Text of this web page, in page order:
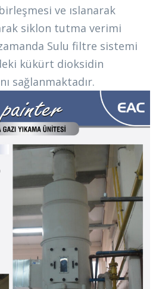
ve ıslanarak
siklon tutma verimi
Sulu filtre sistemi
kükürt dioksidin
sağlanmaktadır.